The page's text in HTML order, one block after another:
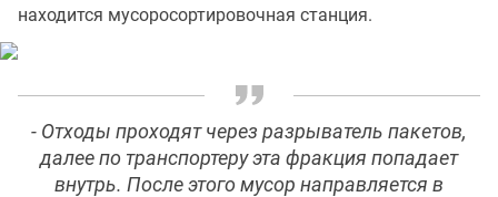
находится мусоросортировочная станция.
- Отходы проходят через разрыватель пакетов,
далее по транспортеру эта фракция попадает
внутрь. После этого мусор направляется в